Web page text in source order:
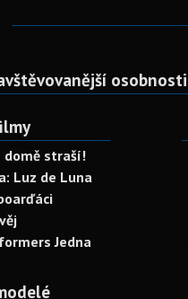
osobnosti
domě straší!
Luz de Luna
Jedna